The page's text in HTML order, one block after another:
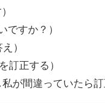
ですか？）
）
訂正する）
私が間違っていたら